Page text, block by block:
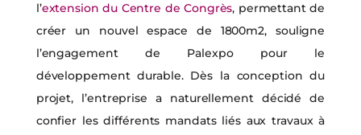
l’extension du Centre de Congrès, permettant de
créer un nouvel espace de 1800m2, souligne
l’engagement de Palexpo pour le
développement durable. Dès la conception du
projet, l’entreprise a naturellement décidé de
confier les différents mandats liés aux travaux à